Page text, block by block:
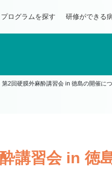
プログラムを探す 研修ができる
第2回硬膜外麻酔講習会 in 徳島の開催につ
講習会 in 徳